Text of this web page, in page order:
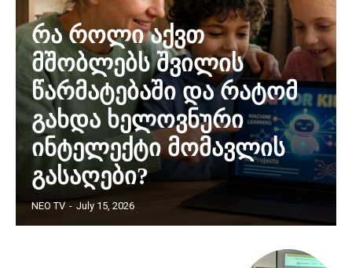
რა როლი აქვთ
მშობლებს შვილის
წარმატებაში და რატომ
გახდა ხელოვნური
ინტელექტი მომავლის
გასაღები?
NEO TV - July 15, 2026